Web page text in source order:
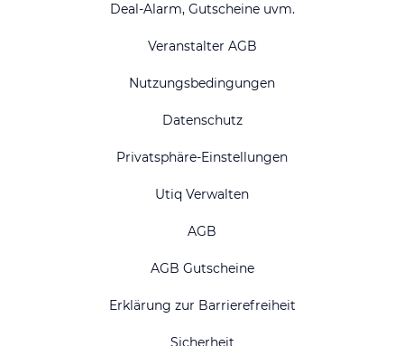
Deal-Alarm, Gutscheine uvm.
Veranstalter AGB
Nutzungsbedingungen
Datenschutz
Privatsphäre-Einstellungen
Utiq Verwalten
AGB
AGB Gutscheine
Erklärung zur Barrierefreiheit
Sicherheit